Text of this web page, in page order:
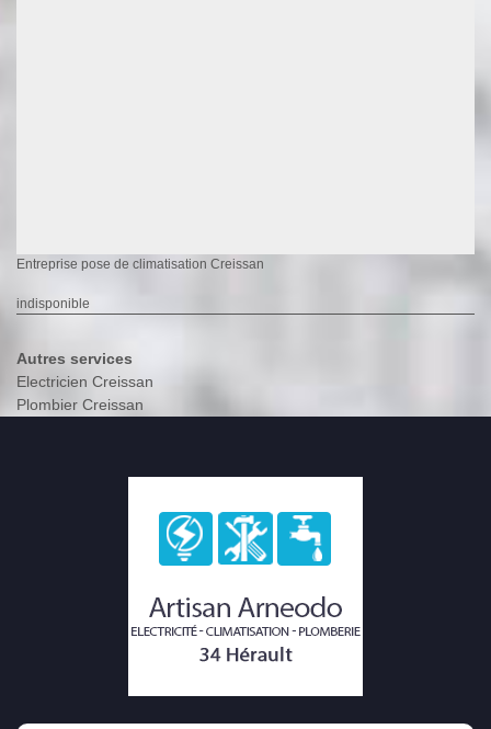
Entreprise pose de climatisation Creissan
indisponible
Autres services
Electricien Creissan
Plombier Creissan